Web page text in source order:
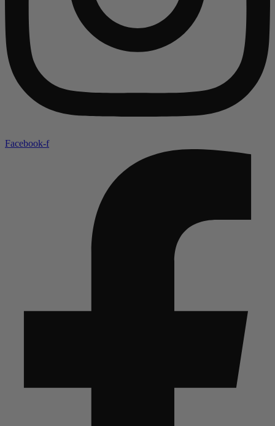
Facebook-f